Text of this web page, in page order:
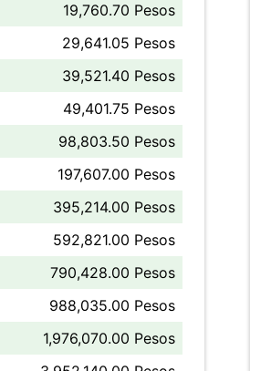
19,760.70 Pesos
29,641.05 Pesos
39,521.40 Pesos
49,401.75 Pesos
98,803.50 Pesos
197,607.00 Pesos
395,214.00 Pesos
592,821.00 Pesos
790,428.00 Pesos
988,035.00 Pesos
1,976,070.00 Pesos